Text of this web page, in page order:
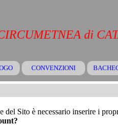
Salta menù
▼
CONVENZIONI
di
del Sito è necessario inserire i